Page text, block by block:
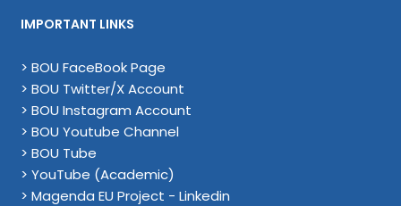
IMPORTANT LINKS
> BOU FaceBook Page
> BOU Twitter/X Account
> BOU Instagram Account
> BOU Youtube Channel
> BOU Tube
> YouTube (Academic)
> Magenda EU Project - Linkedin